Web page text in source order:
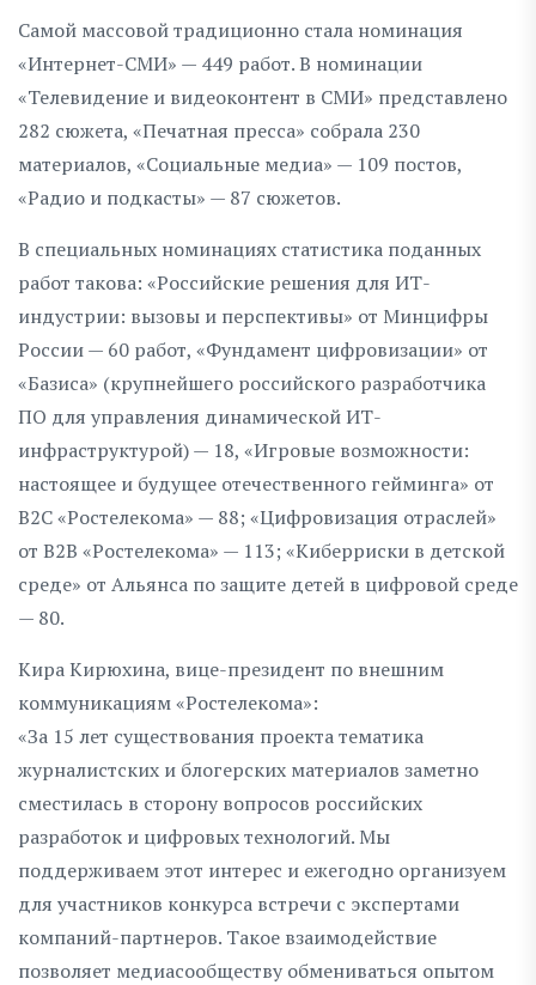
Самой массовой традиционно стала номинация
«Интернет-СМИ» — 449 работ. В номинации
«Телевидение и видеоконтент в СМИ» представлено
282 сюжета, «Печатная пресса» собрала 230
материалов, «Социальные медиа» — 109 постов,
«Радио и подкасты» — 87 сюжетов.
В специальных номинациях статистика поданных
работ такова: «Российские решения для ИТ-
индустрии: вызовы и перспективы» от Минцифры
России — 60 работ, «Фундамент цифровизации» от
«Базиса» (крупнейшего российского разработчика
ПО для управления динамической ИТ-
инфраструктурой) — 18, «Игровые возможности:
настоящее и будущее отечественного гейминга» от
В2С «Ростелекома» — 88; «Цифровизация отраслей»
от В2В «Ростелекома» — 113; «Киберриски в детской
среде» от Альянса по защите детей в цифровой среде
— 80.
Кира Кирюхина, вице-президент по внешним
коммуникациям «Ростелекома»:
«За 15 лет существования проекта тематика
журналистских и блогерских материалов заметно
сместилась в сторону вопросов российских
разработок и цифровых технологий. Мы
поддерживаем этот интерес и ежегодно организуем
для участников конкурса встречи с экспертами
компаний-партнеров. Такое взаимодействие
позволяет медиасообществу обмениваться опытом